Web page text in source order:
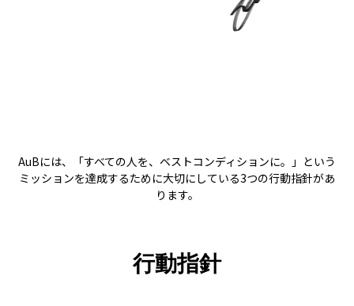
AuBには、「すべての人を、ベストコンディションに。」という
ミッションを達成するために大切にしている3つの行動指針があ
ります。
行動指針